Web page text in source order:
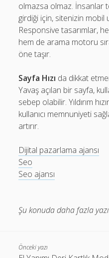
olmazsa olmaz. İnsanlar
girdiği için, sitenizin mobil
Responsive tasarımlar,
hem de arama motoru
öne taşır.
Sayfa Hızı da dikkat
Yavaş açılan bir sayfa,
sebep olabilir. Yıldırım
kullanıcı memnuniyeti
artırır.
Dijital pazarlama ajansı
Seo
Seo ajansı
Şu konuda daha fazla
Önceki yazı